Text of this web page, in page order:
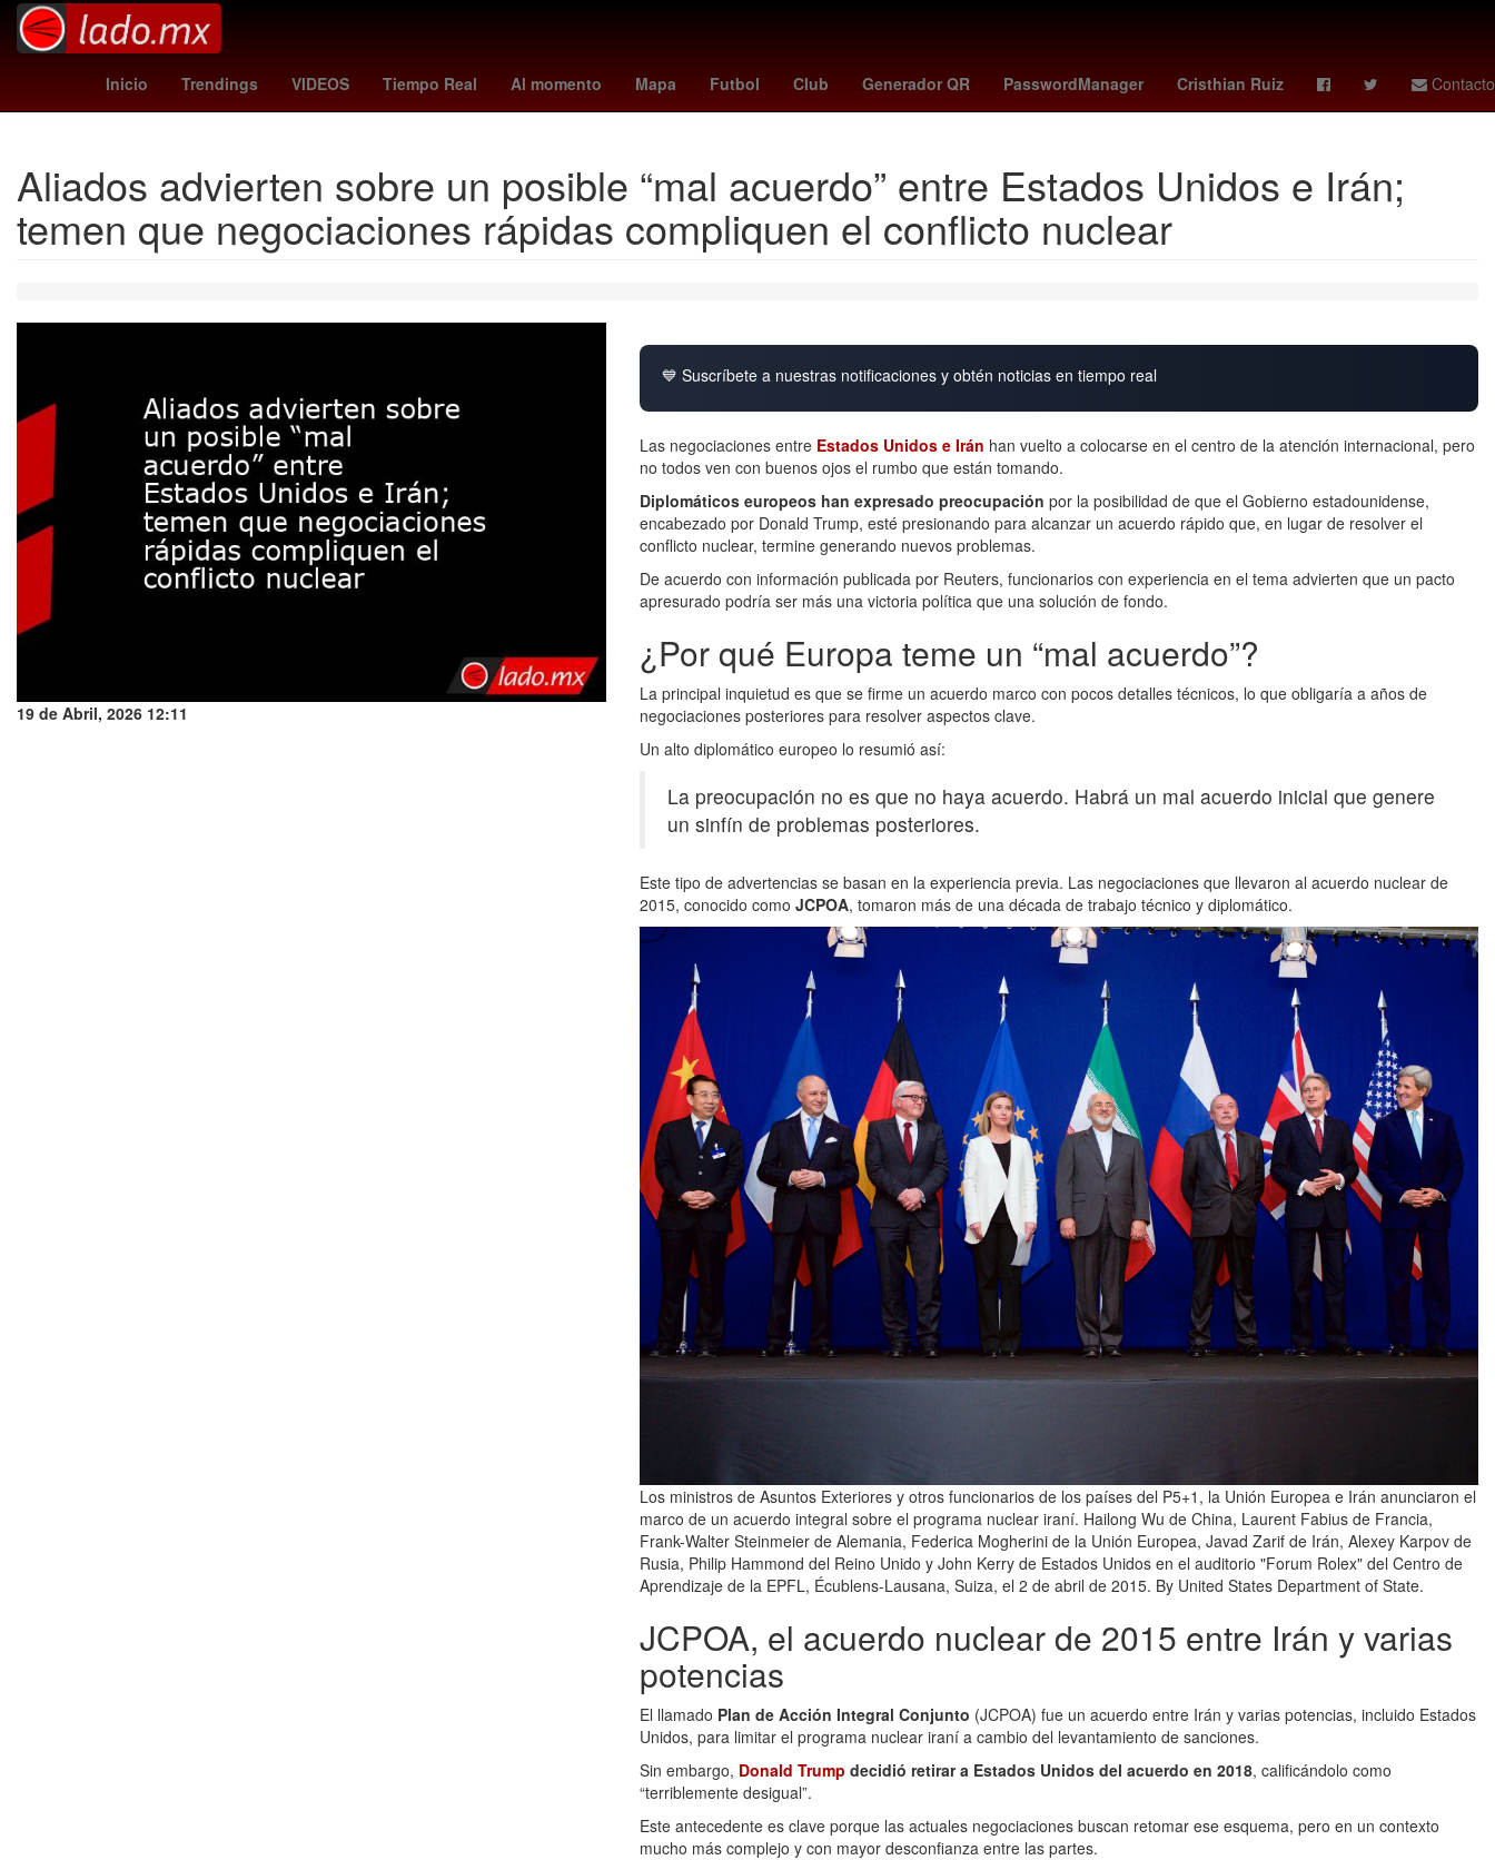
Inicio Trendings VIDEOS Tiempo Real Al momento Mapa Futbol Club Generador QR PasswordManager Cristhian Ruiz Contacto
Argentina Livia Brito Metrorrey Aguascalientes casas infonavit o viviendas recuperadas Senador 2024 España Gobierno rockies - marlins
Aliados advierten sobre un posible “mal acuerdo” entre Estados Unidos e Irán;
temen que negociaciones rápidas compliquen el conflicto nuclear
19 de Abril, 2026 12:11
💙 Suscríbete a nuestras notificaciones y obtén noticias en tiempo real
Las negociaciones entre Estados Unidos e Irán han vuelto a colocarse en el centro de la atención internacional, pero
no todos ven con buenos ojos el rumbo que están tomando.
Diplomáticos europeos han expresado preocupación por la posibilidad de que el Gobierno estadounidense,
encabezado por Donald Trump, esté presionando para alcanzar un acuerdo rápido que, en lugar de resolver el
conflicto nuclear, termine generando nuevos problemas.
De acuerdo con información publicada por Reuters, funcionarios con experiencia en el tema advierten que un pacto
apresurado podría ser más una victoria política que una solución de fondo.
¿Por qué Europa teme un “mal acuerdo”?
La principal inquietud es que se firme un acuerdo marco con pocos detalles técnicos, lo que obligaría a años de
negociaciones posteriores para resolver aspectos clave.
Un alto diplomático europeo lo resumió así:
La preocupación no es que no haya acuerdo. Habrá un mal acuerdo inicial que genere
un sinfín de problemas posteriores.
Este tipo de advertencias se basan en la experiencia previa. Las negociaciones que llevaron al acuerdo nuclear de
2015, conocido como JCPOA, tomaron más de una década de trabajo técnico y diplomático.
Los ministros de Asuntos Exteriores y otros funcionarios de los países del P5+1, la Unión Europea e Irán anunciaron el
marco de un acuerdo integral sobre el programa nuclear iraní. Hailong Wu de China, Laurent Fabius de Francia,
Frank-Walter Steinmeier de Alemania, Federica Mogherini de la Unión Europea, Javad Zarif de Irán, Alexey Karpov de
Rusia, Philip Hammond del Reino Unido y John Kerry de Estados Unidos en el auditorio "Forum Rolex" del Centro de
Aprendizaje de la EPFL, Écublens-Lausana, Suiza, el 2 de abril de 2015. By United States Department of State.
JCPOA, el acuerdo nuclear de 2015 entre Irán y varias
potencias
El llamado Plan de Acción Integral Conjunto (JCPOA) fue un acuerdo entre Irán y varias potencias, incluido Estados
Unidos, para limitar el programa nuclear iraní a cambio del levantamiento de sanciones.
Sin embargo, Donald Trump decidió retirar a Estados Unidos del acuerdo en 2018, calificándolo como
“terriblemente desigual”.
Este antecedente es clave porque las actuales negociaciones buscan retomar ese esquema, pero en un contexto
mucho más complejo y con mayor desconfianza entre las partes.